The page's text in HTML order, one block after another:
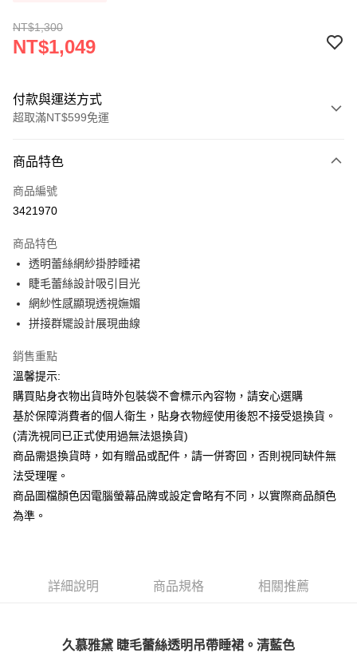
NT$1,300
NT$1,049
付款與運送方式
超取滿NT$599免運
信用卡一次付款
超商取貨付款
Apple Pay
街口支付
悠遊付
ATM付款
全家付款取貨
每筆NT$65，滿NT$599(含以上)免運費
7-11付款取貨
宅配
商品特色
商品編號
3421970
商品特色
透明蕾絲網紗掛脖睡裙
睫毛蕾絲設計吸引目光
網紗性感顯現透視嫵媚
拼接群矲設計展現曲線
銷售重點
溫馨提示:
購買貼身衣物出貨時外包裝袋不會標示內容物，請安心選購
基於保障消費者的個人衛生，貼身衣物經使用後恕不接受退換貨。
(清洗視同已正式使用過無法退換貨)
商品需退換貨時，如有贈品或配件，請一併寄回，否則視同缺件無
法受理喔。
商品圖檔顏色因電腦螢幕品牌或設定會略有不同，以實際商品顏色
為準。
詳細說明 商品規格 相關推薦
久慕雅黛 睫毛蕾絲透明吊帶睡裙。 清藍色